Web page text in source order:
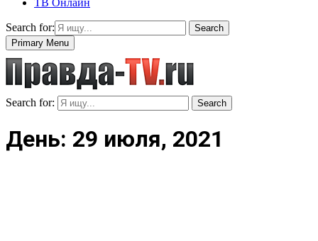
ТВ Онлайн
Search for:
Search
Primary Menu
Search for: Search
День: 29 июля, 2021